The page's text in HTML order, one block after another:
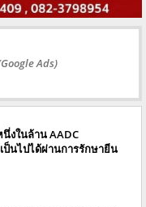
Ads)
งในล้าน AADC
ป็นไปได้ผ่านการรักษายีน